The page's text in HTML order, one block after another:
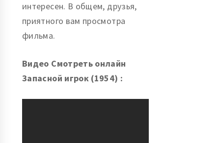
интересен. В общем, друзья,
приятного вам просмотра
фильма.
Видео Смотреть онлайн
Запасной игрок (1954) :